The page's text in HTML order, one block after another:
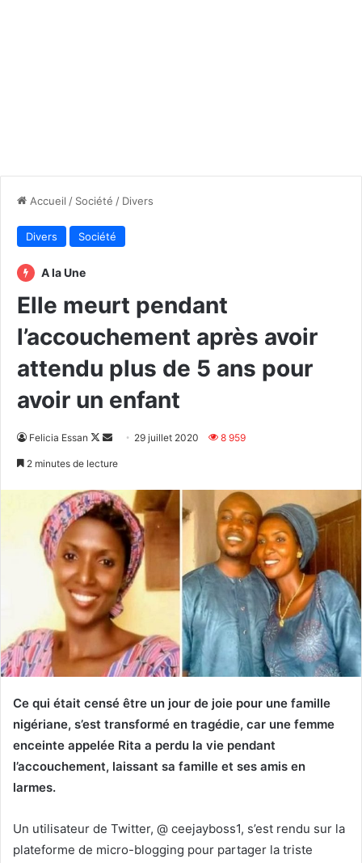
Accueil / Société / Divers
Divers Société
A la Une
Elle meurt pendant
l’accouchement après avoir
attendu plus de 5 ans pour
avoir un enfant
Felicia Essan
Follow
Envoyer29 juillet 2020 8 959
2 minutes de lecture
Ce qui était censé être un jour de joie pour une famille
nigériane, s’est transformé en tragédie, car une femme
enceinte appelée Rita a perdu la vie pendant
l’accouchement, laissant sa famille et ses amis en
larmes.
Un utilisateur de Twitter, @ ceejayboss1, s’est rendu sur la
plateforme de micro-blogging pour partager la triste